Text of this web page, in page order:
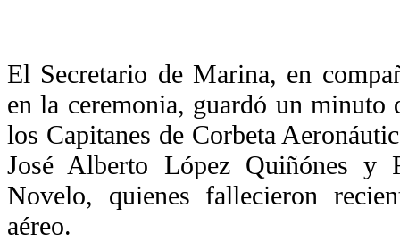
El Secretario de Marina, en
en la ceremonia, guardó un minuto
los Capitanes de Corbeta
José Alberto López Quiñónes y
Novelo, quienes fallecieron
aéreo.